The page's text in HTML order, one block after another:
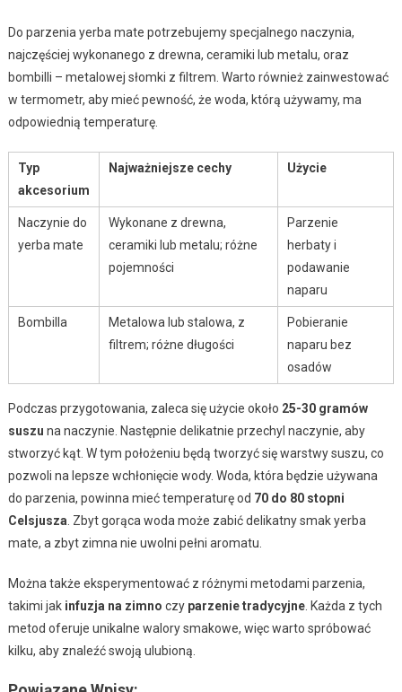
Do parzenia yerba mate potrzebujemy specjalnego naczynia,
najczęściej wykonanego z drewna, ceramiki lub metalu, oraz
bombilli – metalowej słomki z filtrem. Warto również zainwestować
w termometr, aby mieć pewność, że woda, którą używamy, ma
odpowiednią temperaturę.
Typ
akcesorium
Najważniejsze cechy Użycie
Naczynie do
yerba mate
Wykonane z drewna,
ceramiki lub metalu; różne
pojemności
Parzenie
herbaty i
podawanie
naparu
Bombilla
Metalowa lub stalowa, z
filtrem; różne długości
Pobieranie
naparu bez
osadów
Podczas przygotowania, zaleca się użycie około 25-30 gramów
suszu na naczynie. Następnie delikatnie przechyl naczynie, aby
stworzyć kąt. W tym położeniu będą tworzyć się warstwy suszu, co
pozwoli na lepsze wchłonięcie wody. Woda, która będzie używana
do parzenia, powinna mieć temperaturę od 70 do 80 stopni
Celsjusza . Zbyt gorąca woda może zabić delikatny smak yerba
mate, a zbyt zimna nie uwolni pełni aromatu.
Można także eksperymentować z różnymi metodami parzenia,
takimi jak infuzja na zimno czy parzenie tradycyjne. Każda z tych
metod oferuje unikalne walory smakowe, więc warto spróbować
kilku, aby znaleźć swoją ulubioną.